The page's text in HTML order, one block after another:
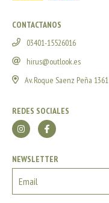
CONTACTANOS
03401-15526016
hirus@outlook.es
Av. Roque Saenz Peña 1361
REDES SOCIALES
NEWSLETTER